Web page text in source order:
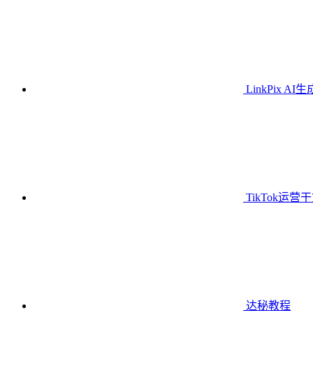
LinkPix AI生
TikTok运营
达秘教程